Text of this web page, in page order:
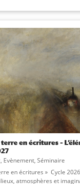
en écritures –
, Evènement, Séminaire
en écritures » Cycle
atmosphères et